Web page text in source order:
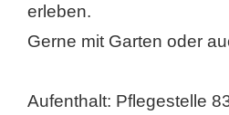
erleben.
Gerne mit Garten oder
Aufenthalt: Pflegestelle